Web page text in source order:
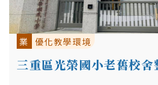
業 優化教學環境
三重區光榮國小老舊校舍